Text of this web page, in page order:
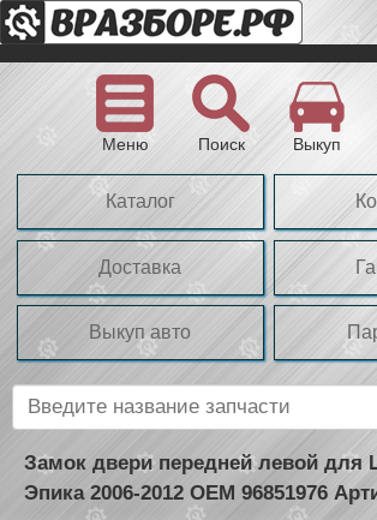
Меню Поиск Выкуп
Каталог
Доставка
Выкуп авто
Замок двери передней левой для
Эпика 2006-2012 OEM 96851976